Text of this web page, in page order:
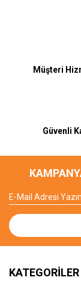
Müşteri
Güvenli
KATEGORİLER